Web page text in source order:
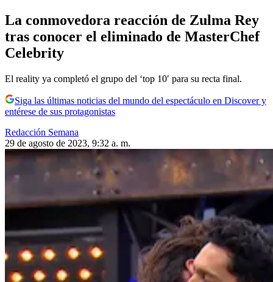
La conmovedora reacción de Zulma Rey
tras conocer el eliminado de MasterChef
Celebrity
El reality ya completó el grupo del ‘top 10′ para su recta final.
Siga las últimas noticias del mundo del espectáculo en Discover y
entérese de sus protagonistas
Redacción Semana
29 de agosto de 2023, 9:32 a. m.